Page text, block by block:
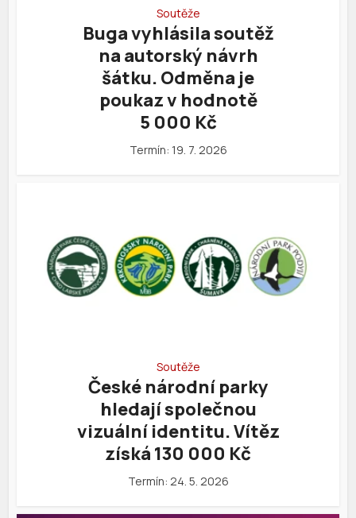
Soutěže
Buga vyhlásila soutěž
na autorský návrh
šátku. Odměna je
poukaz v hodnotě
5 000 Kč
Termín: 19. 7. 2026
Soutěže
České národní parky
hledají společnou
vizuální identitu. Vítěz
získá 130 000 Kč
Termín: 24. 5. 2026